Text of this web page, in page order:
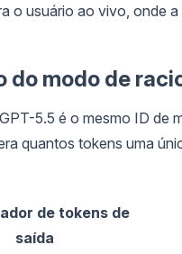
o usuário ao vivo, onde
do modo de
5.5 é o mesmo ID de
quantos tokens uma
de tokens de
saída